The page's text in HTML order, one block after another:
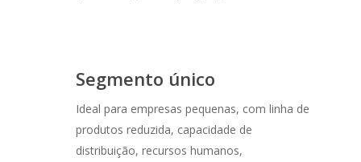
Segmento único
Ideal para empresas pequenas, com linha de
produtos reduzida, capacidade de
distribuição, recursos humanos,